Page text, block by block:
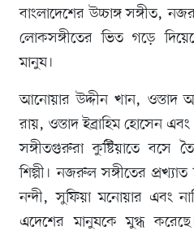
বাংলাদেশের উচ্চাঙ্গ সঙ্গীত,
লোকসঙ্গীতের ভিত গড়ে
মানুষ।
আনোয়ার উদ্দীন খান, ওস্তাদ
রায়, ওস্তাদ ইব্রাহিম হোসেন
সঙ্গীতগুরুরা কুষ্টিয়াতে বসে
শিল্পী। নজরুল সঙ্গীতের
নন্দী, সুফিয়া মনোয়ার এবং
এদেশের মানুষকে মুগ্ধ